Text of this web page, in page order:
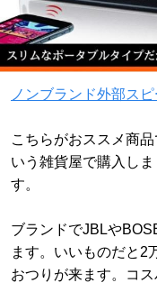
ノンブランド外部ス
こちらがおススメ商
いう雑貨屋で購入し
す。
ブランドでJBLや
ます。いいものだと2
おつりが来ます。コ